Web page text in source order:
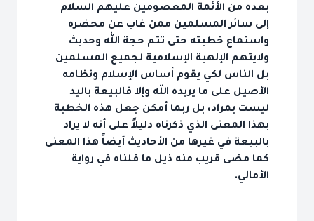
بعده من الأئمة المعصومين عليهم السلام
إلى سائر المسلمين ممن غاب عن محضره
واستماع خطبته حتى تتم حجة الله وحديث
ولايتهم الإلهية الإسلامية لجميع المسلمين
بل الناس لكي يقوم أساس الإسلام ونظامه
الأصيل على ما يريده الله وإلا فالبيعة باليد
ليست بمراد، بل ربما أمكن جعل هذه الخطبة
بهذا المعنى الذي ذكرناه دليلاً على أنه لا يراد
بالبيعة في غيرها من الأحاديث أيضاً هذا المعنى
كما مضى قريب منه ذيل ما قلناه في رواية
الأمالي.